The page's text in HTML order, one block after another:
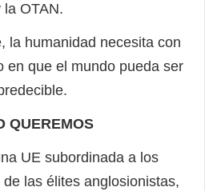
OTAN.
humanidad necesita con
en que el mundo pueda ser
subordinada a los
las élites anglosionistas,